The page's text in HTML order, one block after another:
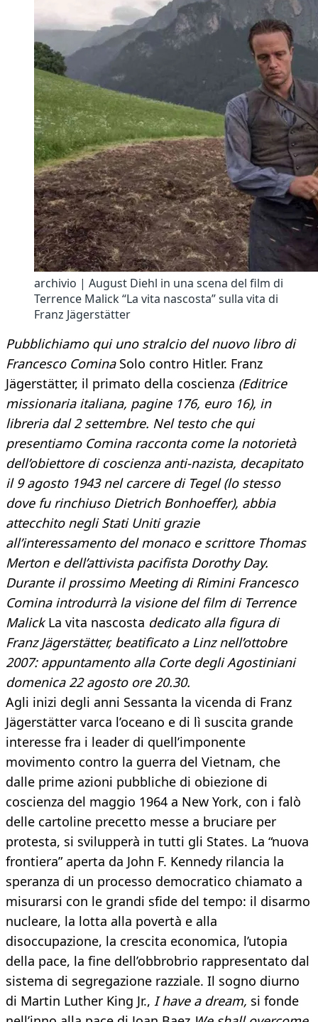
archivio | August Diehl in una scena del film di
Terrence Malick “La vita nascosta” sulla vita di
Franz Jägerstätter
Pubblichiamo qui uno stralcio del nuovo libro di
Francesco Comina Solo contro Hitler. Franz
Jägerstätter, il primato della coscienza (Editrice
missionaria italiana, pagine 176, euro 16), in
libreria dal 2 settembre. Nel testo che qui
presentiamo Comina racconta come la notorietà
dell’obiettore di coscienza anti-nazista, decapitato
il 9 agosto 1943 nel carcere di Tegel (lo stesso
dove fu rinchiuso Dietrich Bonhoeffer), abbia
attecchito negli Stati Uniti grazie
all’interessamento del monaco e scrittore Thomas
Merton e dell’attivista pacifista Dorothy Day.
Durante il prossimo Meeting di Rimini Francesco
Comina introdurrà la visione del film di Terrence
MalickLa vita nascosta dedicato alla figura di
Franz Jägerstätter, beatificato a Linz nell’ottobre
2007: appuntamento alla Corte degli Agostiniani
domenica 22 agosto ore 20.30.
Agli inizi degli anni Sessanta la vicenda di Franz
Jägerstätter varca l’oceano e di lì suscita grande
interesse fra i leader di quell’imponente
movimento contro la guerra del Vietnam, che
dalle prime azioni pubbliche di obiezione di
coscienza del maggio 1964 a New York, con i falò
delle cartoline precetto messe a bruciare per
protesta, si svilupperà in tutti gli States. La “nuova
frontiera” aperta da John F. Kennedy rilancia la
speranza di un processo democratico chiamato a
misurarsi con le grandi sfide del tempo: il disarmo
nucleare, la lotta alla povertà e alla
disoccupazione, la crescita economica, l’utopia
della pace, la fine dell’obbrobrio rappresentato dal
sistema di segregazione razziale. Il sogno diurno
di Martin Luther King Jr., I have a dream, si fonde